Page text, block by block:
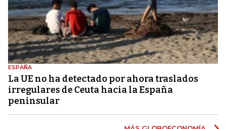
ESPAÑA
La UE no ha detectado por ahora traslados
irregulares de Ceuta hacia la España
peninsular